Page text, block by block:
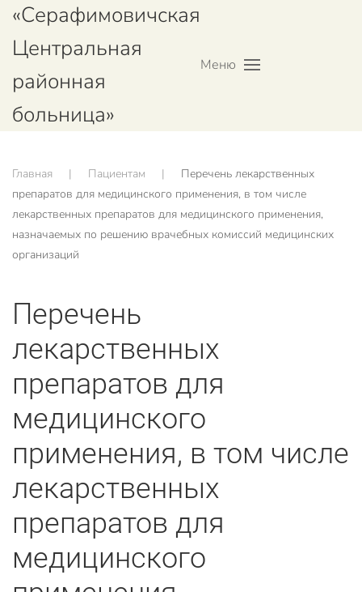
«Серафимовичская
Центральная
районная
больница»
Меню
Главная Пациентам
Перечень лекарственных
препаратов для медицинского применения, в том числе
лекарственных препаратов для медицинского применения,
назначаемых по решению врачебных комиссий медицинских
организаций
Перечень
лекарственных
препаратов для
медицинского
применения, в том числе
лекарственных
препаратов для
медицинского